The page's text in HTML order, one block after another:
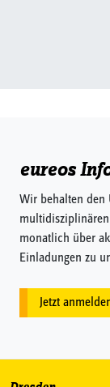
eureos
Wir behalten
monatlich über
Einladungen zu
Jetzt